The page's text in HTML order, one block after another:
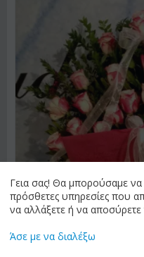
Γεια σας! Θα μπορούσαμε
πρόσθετες υπηρεσίες που
να αλλάξετε ή να
Άσε με να διαλέξω